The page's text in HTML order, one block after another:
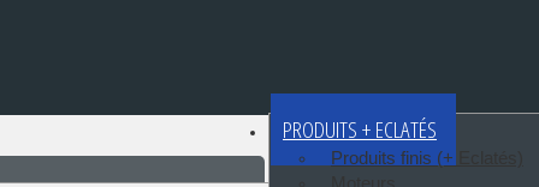
PRODUITS + ECLATÉS
Produits finis (+ Eclatés)